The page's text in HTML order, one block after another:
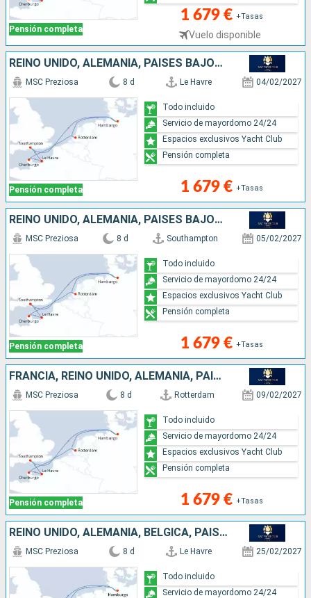
Pensión completa
1 679 € +Tasas
Vuelo disponible
REINO UNIDO, ALEMANIA, PAISES BAJOS, FRANCIA
Pensión completa
MSC Preziosa 8 d Le Havre 04/02/2027
1 679 € +Tasas
Todo incluido
Servicio de mayordomo 24/24
Espacios exclusivos Yacht Club
Pensión completa
REINO UNIDO, ALEMANIA, PAISES BAJOS, FRANCIA
Pensión completa
MSC Preziosa 8 d Southampton 05/02/2027
1 679 € +Tasas
Todo incluido
Servicio de mayordomo 24/24
Espacios exclusivos Yacht Club
Pensión completa
FRANCIA, REINO UNIDO, ALEMANIA, PAISES BAJOS
Pensión completa
MSC Preziosa 8 d Rotterdam 09/02/2027
1 679 € +Tasas
Todo incluido
Servicio de mayordomo 24/24
Espacios exclusivos Yacht Club
Pensión completa
REINO UNIDO, ALEMANIA, BÉLGICA, PAISES BAJOS, FRANCIA
MSC Preziosa 8 d Le Havre 25/02/2027
Todo incluido
Servicio de mayordomo 24/24